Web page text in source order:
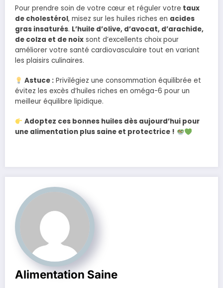
Pour prendre soin de votre cœur et réguler votre taux
de cholestérol, misez sur les huiles riches en acides
gras insaturés. L’huile d’olive, d’avocat, d’arachide,
de colza et de noix sont d’excellents choix pour
améliorer votre santé cardiovasculaire tout en variant
les plaisirs culinaires.
Astuce : Privilégiez une consommation équilibrée et
évitez les excès d’huiles riches en oméga-6 pour un
meilleur équilibre lipidique.
Adoptez ces bonnes huiles dès aujourd’hui pour
une alimentation plus saine et protectrice !
Alimentation Saine